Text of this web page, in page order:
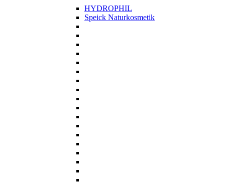
HYDROPHIL
Speick Naturkosmetik